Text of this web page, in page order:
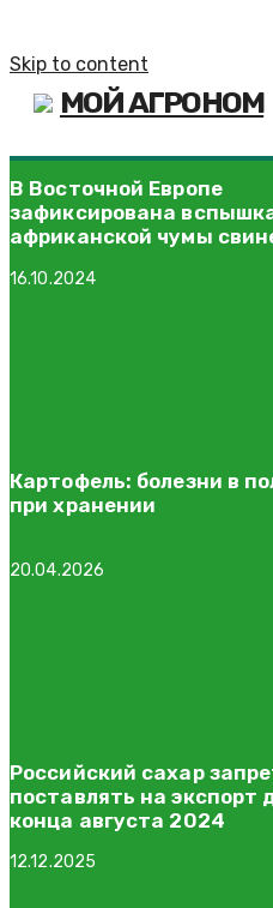
Skip to content
МОЙ АГРОНОМ
В Восточной Европе
зафиксирована
африканской чумы
16.10.2024
Картофель: болезни в
при хранении
20.04.2026
Российский сахар
поставлять на экспорт
конца августа 2024
12.12.2025